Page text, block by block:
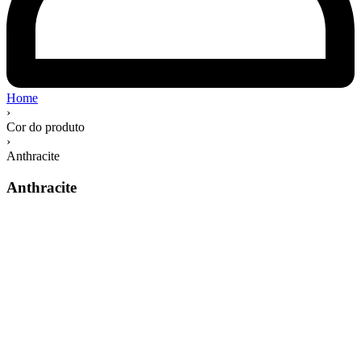
Home
›
Cor do produto
›
Anthracite
Anthracite